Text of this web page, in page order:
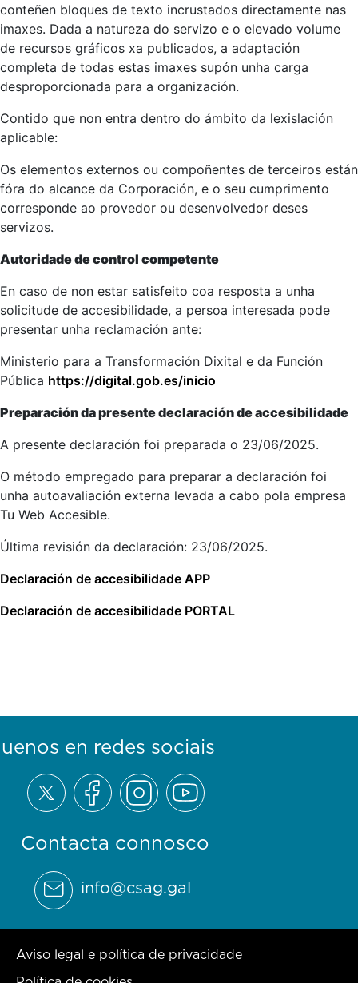
conteñen bloques de texto incrustados directamente nas
imaxes. Dada a natureza do servizo e o elevado volume
de recursos gráficos xa publicados, a adaptación
completa de todas estas imaxes supón unha carga
desproporcionada para a organización.
Contido que non entra dentro do ámbito da lexislación
aplicable:
Os elementos externos ou compoñentes de terceiros están
fóra do alcance da Corporación, e o seu cumprimento
corresponde ao provedor ou desenvolvedor deses
servizos.
Autoridade de control competente
En caso de non estar satisfeito coa resposta a unha
solicitude de accesibilidade, a persoa interesada pode
presentar unha reclamación ante:
Ministerio para a Transformación Dixital e da Función
Pública https://digital.gob.es/inicio
Preparación da presente declaración de accesibilidade
A presente declaración foi preparada o 23/06/2025.
O método empregado para preparar a declaración foi
unha autoavaliación externa levada a cabo pola empresa
Tu Web Accesible.
Última revisión da declaración: 23/06/2025.
Declaración de accesibilidade APP
Declaración de accesibilidade PORTAL
Contacta connosco
info@csag.gal
en redes sociais
Aviso legal e política de privacidade